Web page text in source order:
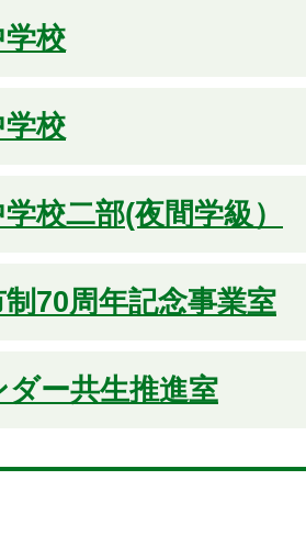
校
学校
校二部(夜間学級）
70周年記念事業室
ダー共生推進室